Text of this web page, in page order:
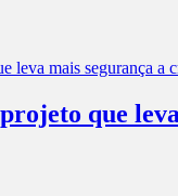
que